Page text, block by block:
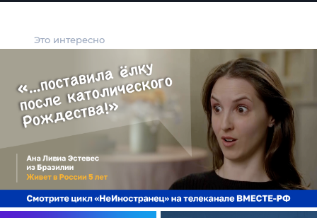
Это интересно